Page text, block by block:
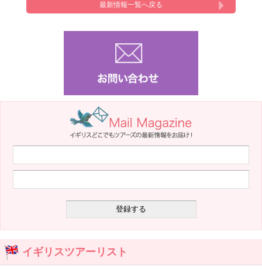
最新情報一覧へ戻る
イギリスツアーリスト